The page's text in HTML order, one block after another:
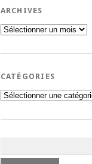
ARCHIVES
Archives
CATÉGORIES
Catégories